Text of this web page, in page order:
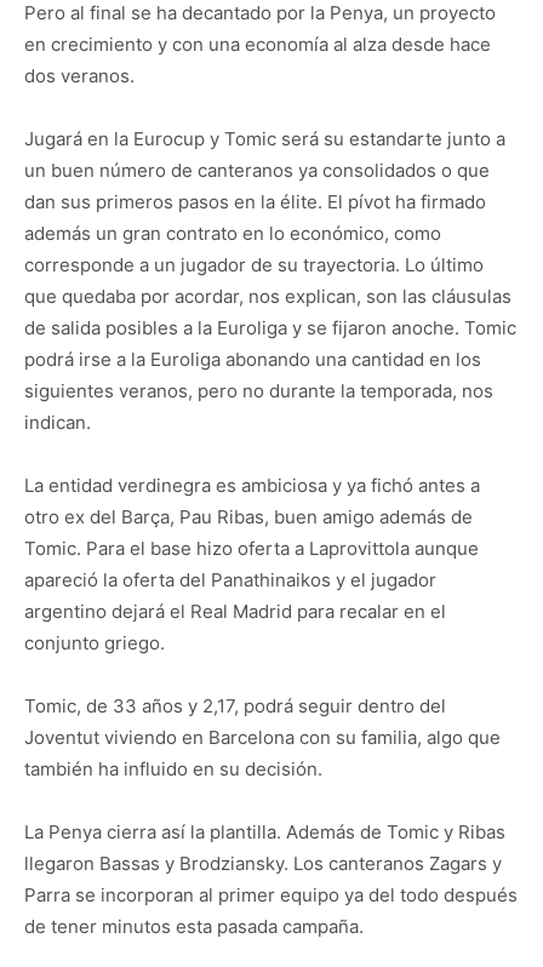
Pero al final se ha decantado por la Penya, un proyecto
en crecimiento y con una economía al alza desde hace
dos veranos.
Jugará en la Eurocup y Tomic será su estandarte junto a
un buen número de canteranos ya consolidados o que
dan sus primeros pasos en la élite. El pívot ha firmado
además un gran contrato en lo económico, como
corresponde a un jugador de su trayectoria. Lo último
que quedaba por acordar, nos explican, son las cláusulas
de salida posibles a la Euroliga y se fijaron anoche. Tomic
podrá irse a la Euroliga abonando una cantidad en los
siguientes veranos, pero no durante la temporada, nos
indican.
La entidad verdinegra es ambiciosa y ya fichó antes a
otro ex del Barça, Pau Ribas, buen amigo además de
Tomic. Para el base hizo oferta a Laprovittola aunque
apareció la oferta del Panathinaikos y el jugador
argentino dejará el Real Madrid para recalar en el
conjunto griego.
Tomic, de 33 años y 2,17, podrá seguir dentro del
Joventut viviendo en Barcelona con su familia, algo que
también ha influido en su decisión.
La Penya cierra así la plantilla. Además de Tomic y Ribas
llegaron Bassas y Brodziansky. Los canteranos Zagars y
Parra se incorporan al primer equipo ya del todo después
de tener minutos esta pasada campaña.